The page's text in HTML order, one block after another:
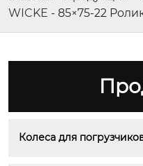
WICKE - 85×75-22
Колеса для